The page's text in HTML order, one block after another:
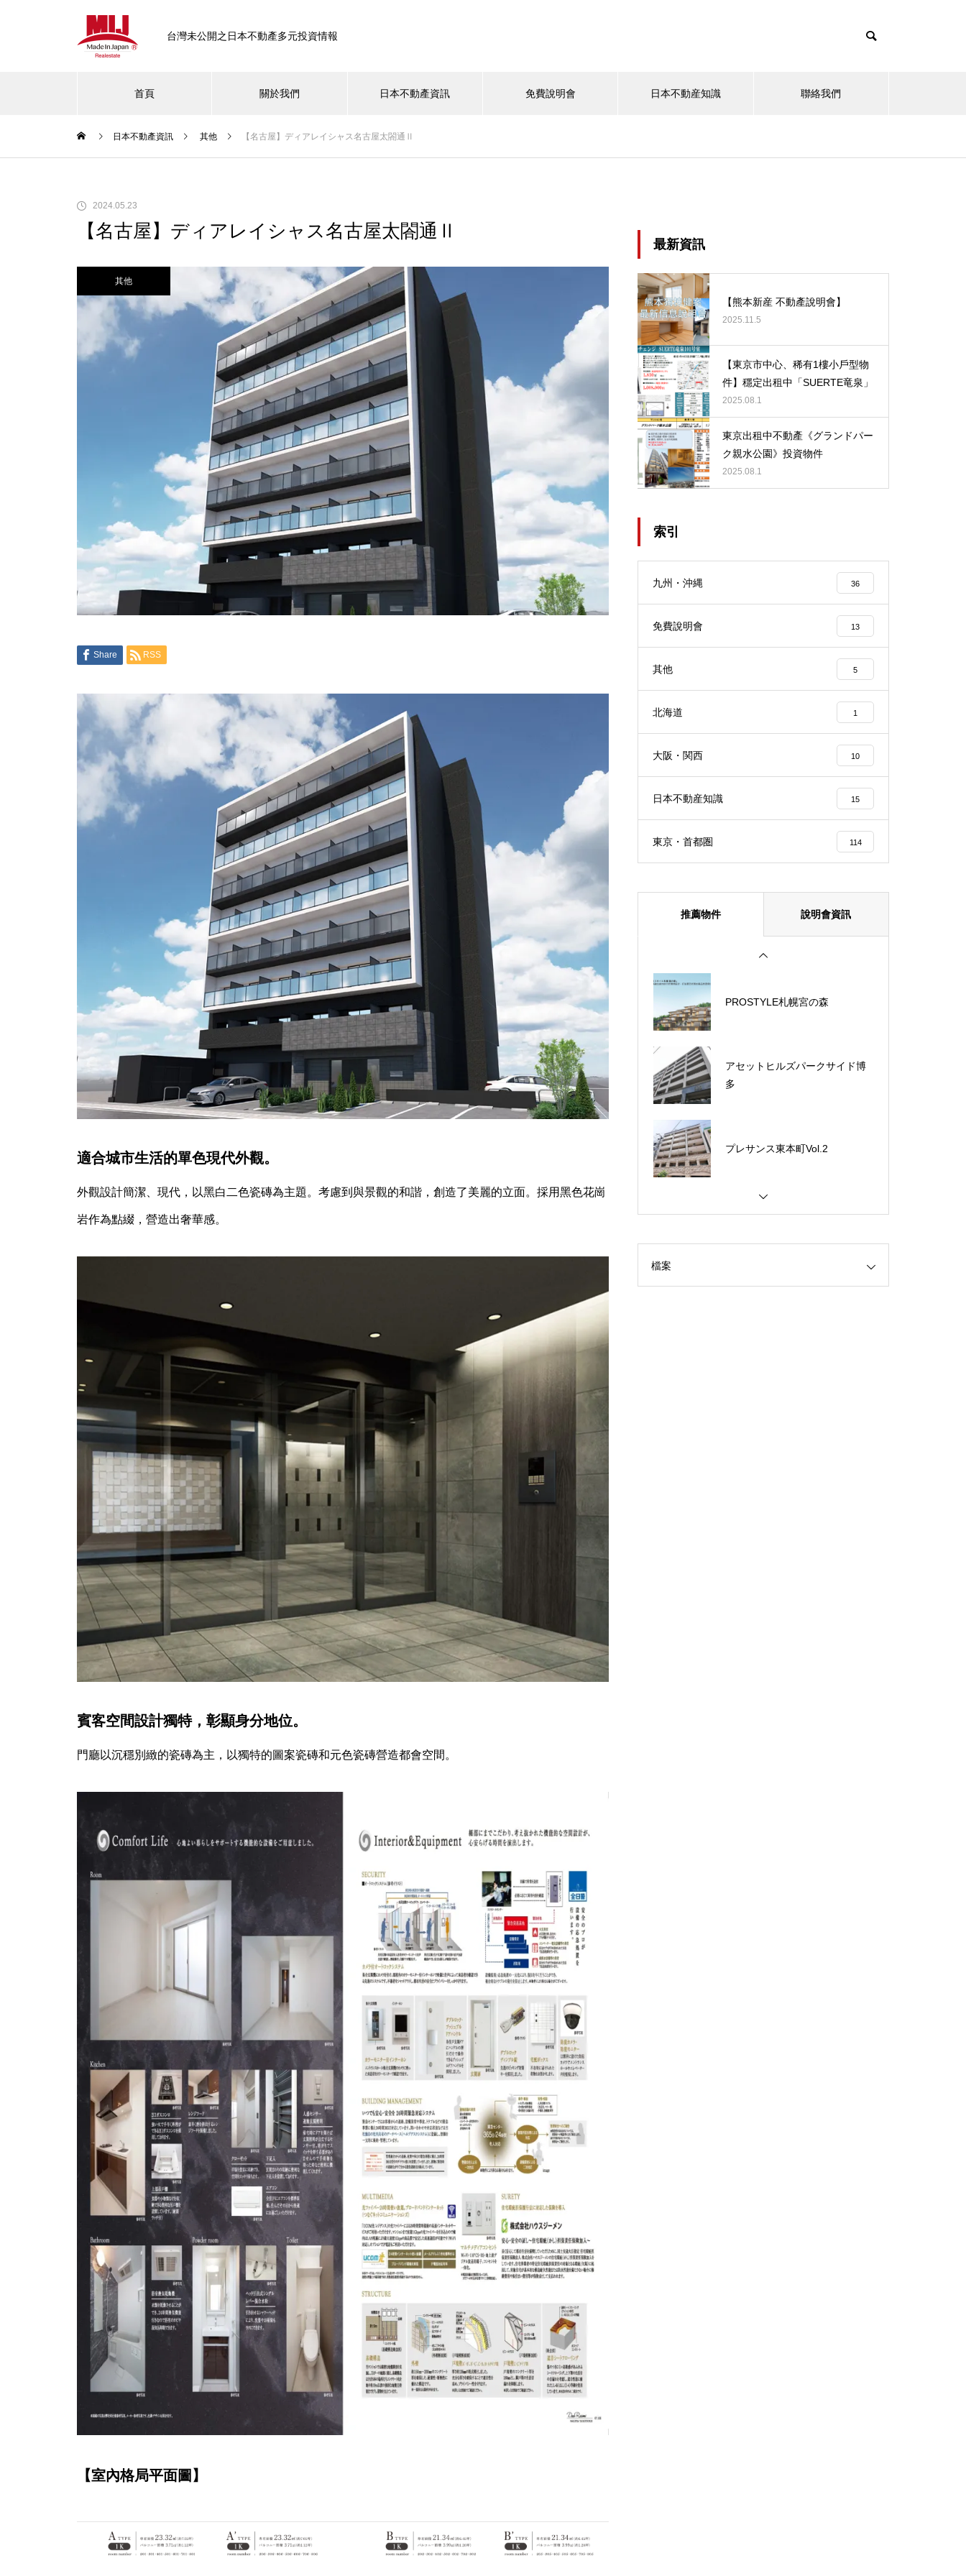
台灣未公開之日本不動產多元投資情報
首頁 關於我們 日本不動產資訊 免費說明會 日本不動産知識 聯絡我們
東京・首都圏 大阪・關西
高生活機能×穩定投資報酬】
【大田區】ジェイパーク山王
【大田區新蒲田一棟式收益物
【世田谷區】ファインコート
等々力 408号室
【台東區】レピユア南千住レジ
デンスⅡ
【埼玉縣】バージュアル浦和ウ
エスト101号室
【板橋區】エテルノ池袋オーヴ
ェスト
【中野區】ラ・シード中野新井
合南長崎502号室
【大阪】熱門投資—大阪港區三
★稀有★大阪市中央區_獨棟民
【京都】スペリオン四条烏丸11
04号室
大阪QUEENS PARK 706室 (可
【京都】スカイノブレ京都四条
大宮407号室
【大阪】アーバンビュー大手前
グランドステージ 503号室
プレサンス東本町Vol.2
エスリード心斎橋ラグジェ
PROSTYLE札幌宮の森
【熊本市東区】小山２丁目（第
【合志市】須屋字小迫 新築戶建
【熊本市中央區】エイルマンシ
ョン水道町Ⅱ
【熊本中央區】ビブレマンショ
ン薬園
【熊本中央區】ライオンズマン
ション上通
【熊本市中央區】コープ野村水
前寺
【熊本市東區】重富一戶建(預售
【東京市中心、稀有1樓小戶型
物件】穩定出租中「SUERTE竜
東京出租中不動產《グランドパ
日本不動產資訊 其他 【名古屋】ディアレイシャス名古屋太閤通Ⅱ
2024.05.23
【名古屋】ディアレイシャス名古屋太閤通Ⅱ
其他
Share RSS
適合城市生活的單色現代外觀。
外觀設計簡潔、現代，以黑白二色瓷磚為主題。考慮到與景觀的和諧，創造了美麗的立面。採用黑色花崗
岩作為點綴，營造出奢華感。
賓客空間設計獨特，彰顯身分地位。
門廳以沉穩別緻的瓷磚為主，以獨特的圖案瓷磚和元色瓷磚營造都會空間。
【室內格局平面圖】
最新資訊
【熊本新産 不動產說明會】
2025.11.5
【東京市中心、稀有1樓小戶型物
件】穩定出租中「SUERTE竜泉」
2025.08.1
東京出租中不動產《グランドパー
ク親水公園》投資物件
2025.08.1
索引
九州・沖縄 36
免費說明會 13
其他 5
北海道 1
大阪・関西 10
日本不動産知識 15
東京・首都圏 114
推薦物件 說明會資訊
PROSTYLE札幌宮の森
アセットヒルズパークサイド博
多
プレサンス東本町Vol.2
檔案